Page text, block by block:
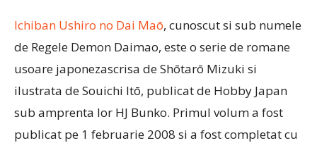
Ichiban Ushiro no Dai Maō, cunoscut si sub numele
de Regele Demon Daimao, este o serie de romane
usoare japonezascrisa de Shōtarō Mizuki si
ilustrata de Souichi Itō, publicat de Hobby Japan
sub amprenta lor HJ Bunko. Primul volum a fost
publicat pe 1 februarie 2008 si a fost completat cu